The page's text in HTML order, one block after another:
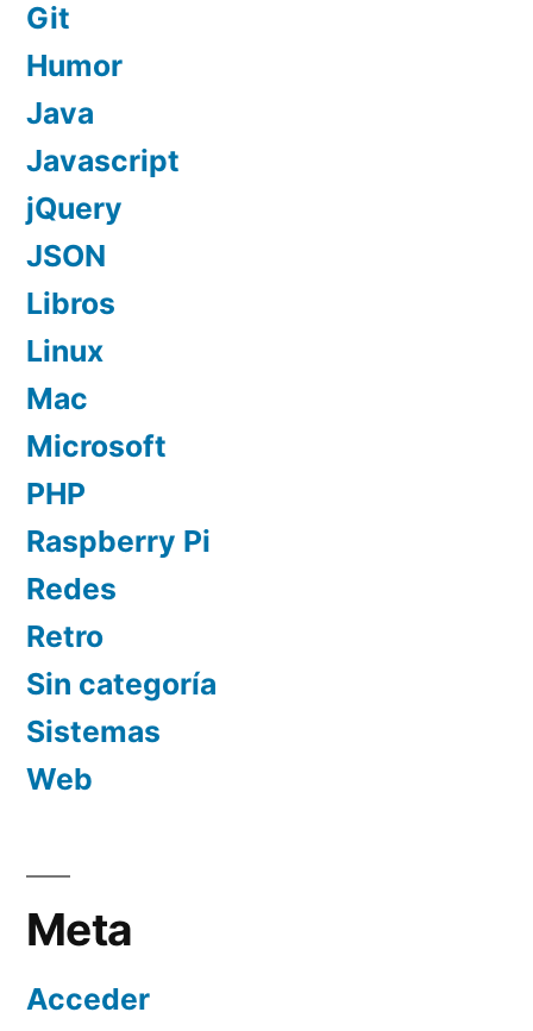
Git
Humor
Java
Javascript
jQuery
JSON
Libros
Linux
Mac
Microsoft
PHP
Raspberry Pi
Redes
Retro
Sin categoría
Sistemas
Web
Meta
Acceder